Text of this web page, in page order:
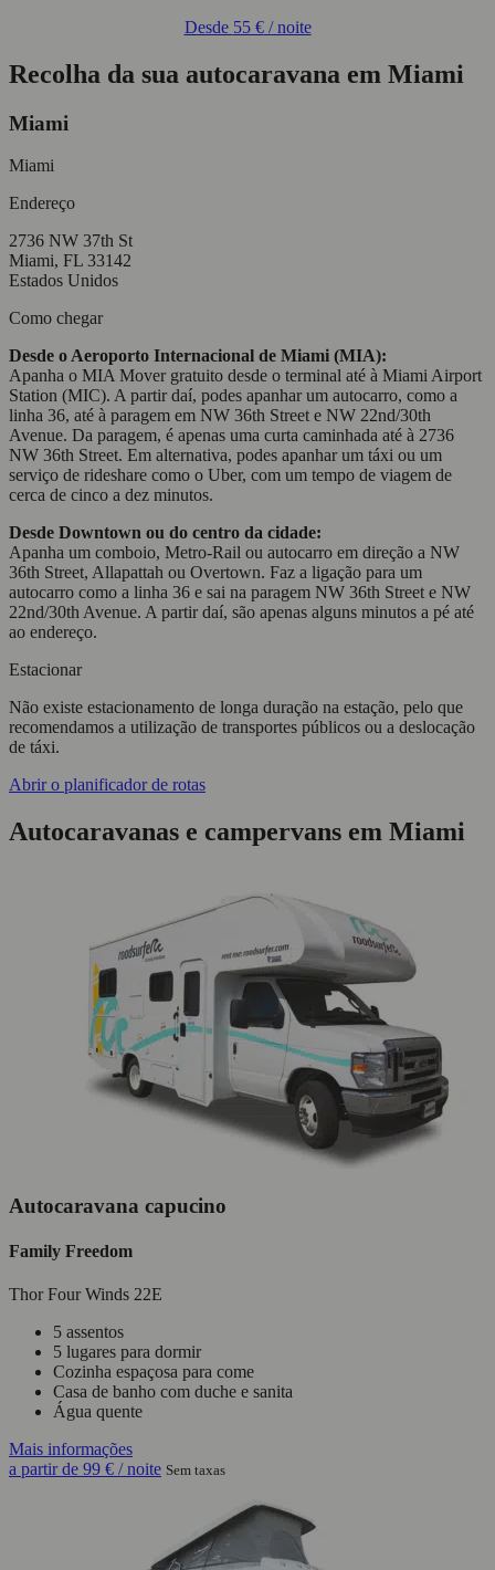
Desde 55 €/ noite
Recolha da sua autocaravana em Miami
Miami
Miami
Endereço
2736 NW 37th St
Miami, FL 33142
Estados Unidos
Como chegar
Desde o Aeroporto Internacional de Miami (MIA):
Apanha o MIA Mover gratuito desde o terminal até à Miami Airport
Station (MIC). A partir daí, podes apanhar um autocarro, como a
linha 36, até à paragem em NW 36th Street e NW 22nd/30th
Avenue. Da paragem, é apenas uma curta caminhada até à 2736
NW 36th Street. Em alternativa, podes apanhar um táxi ou um
serviço de rideshare como o Uber, com um tempo de viagem de
cerca de cinco a dez minutos.
Desde Downtown ou do centro da cidade:
Apanha um comboio, Metro-Rail ou autocarro em direção a NW
36th Street, Allapattah ou Overtown. Faz a ligação para um
autocarro como a linha 36 e sai na paragem NW 36th Street e NW
22nd/30th Avenue. A partir daí, são apenas alguns minutos a pé até
ao endereço.
Estacionar
Não existe estacionamento de longa duração na estação, pelo que
recomendamos a utilização de transportes públicos ou a deslocação
de táxi.
Abrir o planificador de rotas
Autocaravanas e campervans em Miami
Autocaravana capucino
Family Freedom
Thor Four Winds 22E
5 assentos
5 lugares para dormir
Cozinha espaçosa para come
Casa de banho com duche e sanita
Água quente
Mais informações
a partir de 99 € / noite Sem taxas